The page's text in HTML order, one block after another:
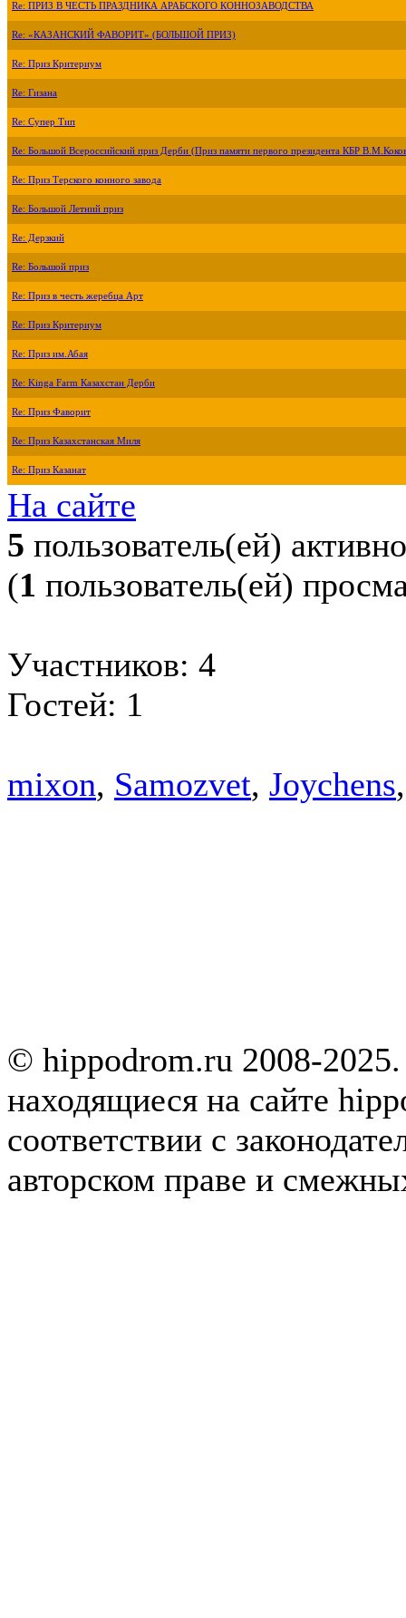
Re: ПРИЗ В ЧЕСТЬ ПРАЗДНИКА АРАБСКОГО КОННОЗАВОДСТВА
Re: «КАЗАНСКИЙ ФАВОРИТ» (БОЛЬШОЙ ПРИЗ)
Re: Приз Критериум
Re: Гизана
Re: Супер Тип
Re: Большой Всероссийский приз Дерби (Приз памяти первого президента КБР
Re: Приз Терского конного завода
Re: Большой Летний приз
Re: Дерзкий
Re: Большой приз
Re: Приз в честь жеребца Арт
Re: Приз Критериум
Re: Приз им.Абая
Re: Kinga Farm Казахстан Дерби
Re: Приз Фаворит
Re: Приз Казахстанская Миля
Re: Приз Казанат
На сайте
5 пользователь(ей) активно
(1 пользователь(ей)
Участников: 4
Гостей: 1
mixon, Samozvet, Joychens
© hippodrom.ru 2008-
находящиеся на сайте
соответствии с
авторском праве и